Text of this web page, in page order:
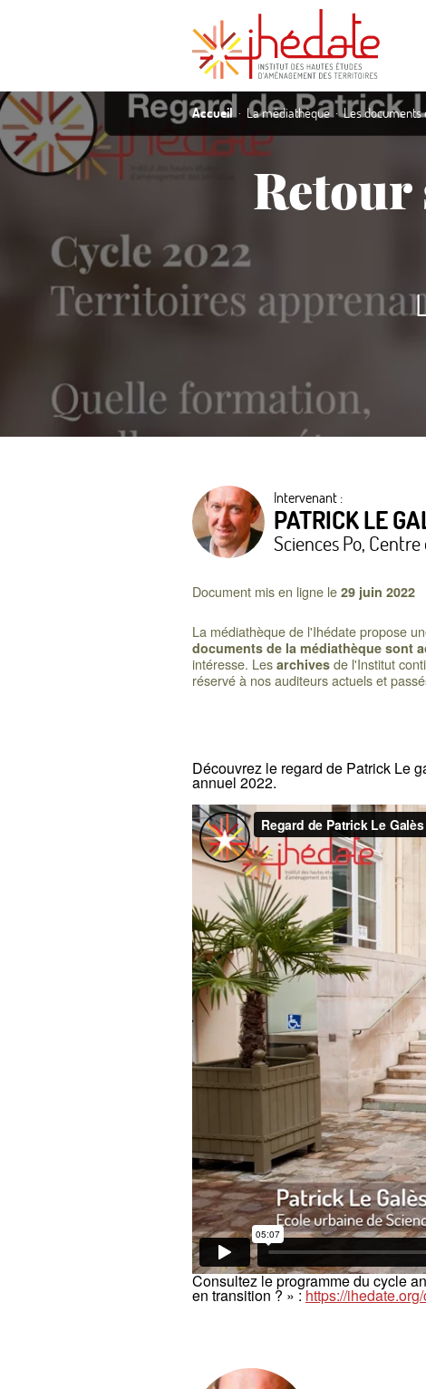
Accueil La médiathèque Les documents
Retour
Intervenant :
PATRICK LE
Sciences Po,
Document mis en ligne le 29 juin 2022
La médiathèque de l'Ihédate propose
documents de la médiathèque sont
intéresse. Les archives de l'Institut
réservé à nos auditeurs actuels et
Découvrez le regard de Patrick Le
annuel 2022.
Consultez le programme du cycle
en transition ? » :https://